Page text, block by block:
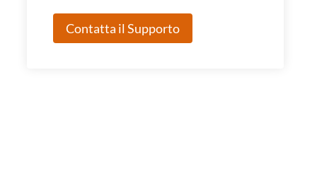
Contatta il Supporto